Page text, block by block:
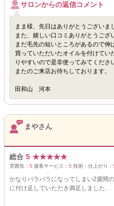
サロンからの返信コメント
まま様、先日はありがとうございま
また、嬉しい口コミありがとうござ
まだ毛先の短いところがあるので伸
買っていただいたオイルを付けてい
りやすいので是非使ってみてくださ
またのご来店お待ちしております。
田和山 河本
まやさん
総合 5 ★★★★★
雰囲気： 5 接客サービス： 5 技術・仕上がり：
かなりバラバラになってしまい2週間
に付け足していただき満足しました、